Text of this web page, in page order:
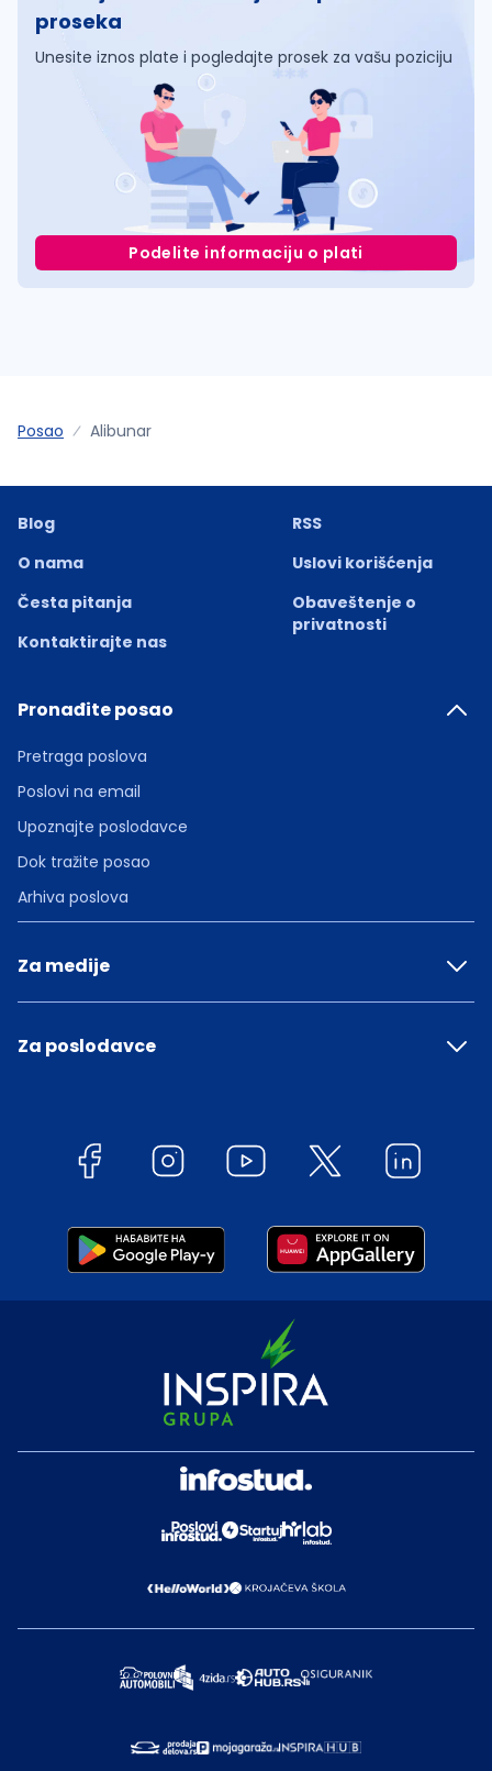
proseka
Unesite iznos plate i pogledajte prosek za vašu poziciju
Podelite informaciju o plati
Posao Alibunar
Blog
O nama
Česta pitanja
Kontaktirajte nas
RSS
Uslovi korišćenja
Obaveštenje o
privatnosti
Pronađite posao
Pretraga poslova
Poslovi na email
Upoznajte poslodavce
Dok tražite posao
Arhiva poslova
Za medije
Za poslodavce